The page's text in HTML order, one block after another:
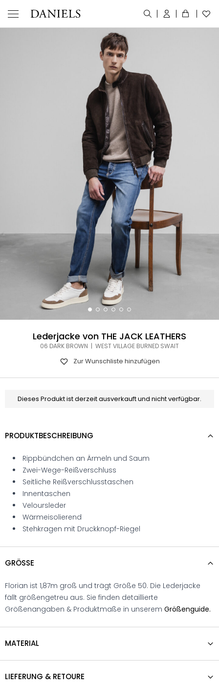
Lederjacke von THE JACK LEATHERS
06 DARK BROWN | WEST VILLAGE BURNED SWAIT
Zur Wunschliste hinzufügen
Dieses Produkt ist derzeit ausverkauft und nicht verfügbar.
PRODUKTBESCHREIBUNG
Rippbündchen an Ärmeln und Saum
Zwei-Wege-Reißverschluss
Seitliche Reißverschlusstaschen
Innentaschen
Veloursleder
Wärmeisolierend
Stehkragen mit Druckknopf-Riegel
GRÖSSE
Florian ist 1,87m groß und trägt Größe 50. Die Lederjacke
fällt größengetreu aus. Sie finden detaillierte
Größenangaben & Produktmaße in unserem Größenguide.
MATERIAL
LIEFERUNG & RETOURE